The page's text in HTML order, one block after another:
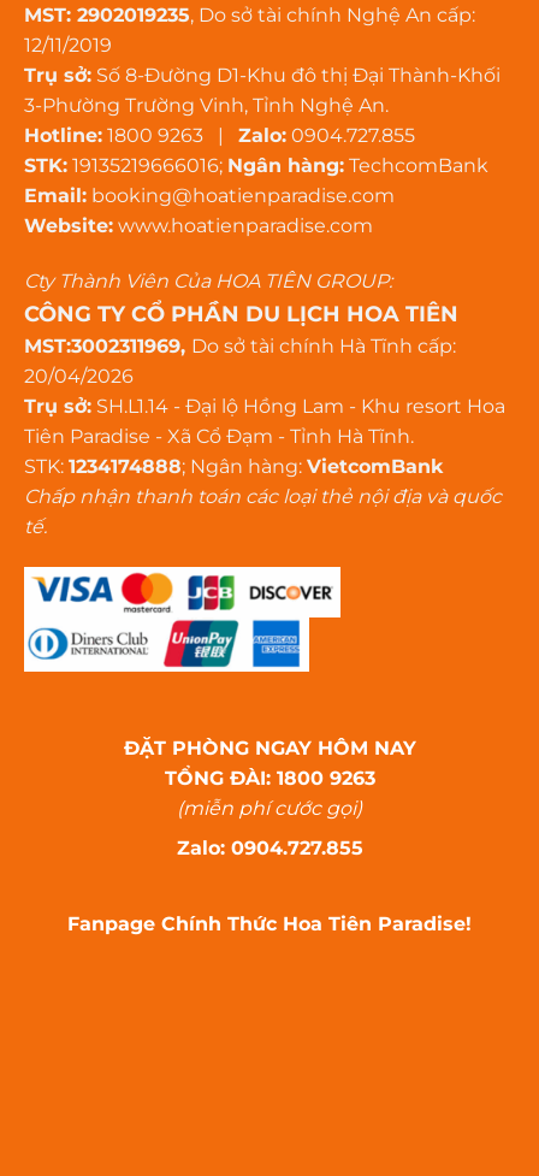
MST: 2902019235, Do sở tài chính Nghệ An cấp:
12/11/2019
Trụ sở: Số 8-Đường D1-Khu đô thị Đại Thành-Khối
3-Phường Trường Vinh, Tỉnh Nghệ An.
Hotline: 1800 9263 | Zalo: 0904.727.855
STK: 19135219666016; Ngân hàng: TechcomBank
Email: booking@hoatienparadise.com
Website: www.hoatienparadise.com
Cty Thành Viên Của HOA TIÊN GROUP:
CÔNG TY CỔ PHẦN DU LỊCH HOA TIÊN
MST:3002311969, Do sở tài chính Hà Tĩnh cấp:
20/04/2026
Trụ sở: SH.L1.14 - Đại lộ Hồng Lam - Khu resort Hoa
Tiên Paradise - Xã Cổ Đạm - Tỉnh Hà Tĩnh.
STK: 1234174888; Ngân hàng: VietcomBank
Chấp nhận thanh toán các loại thẻ nội địa và quốc
tế.
ĐẶT PHÒNG NGAY HÔM NAY
TỔNG ĐÀI: 1800 9263
(miễn phí cước gọi)
Zalo: 0904.727.855
Fanpage Chính Thức Hoa Tiên Paradise!